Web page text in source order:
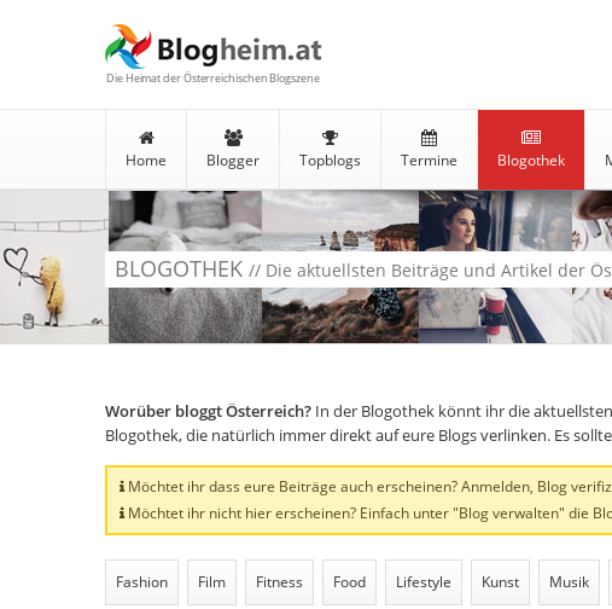
Die Heimat der Österreichischen Blogszene
Home Blogger Topblogs Termine Blogothek
BLOGOTHEK // Die aktuellsten Beiträge und Artikel der
Worüber bloggt Österreich? In der Blogothek könnt ihr die
Blogothek, die natürlich immer direkt auf eure Blogs verlinken. Es
Möchtet ihr dass eure Beiträge auch erscheinen? Anmelden, Blog
Möchtet ihr nicht hier erscheinen? Einfach unter "Blog verwalten" die
Fashion Film Fitness Food Lifestyle Kunst Musik